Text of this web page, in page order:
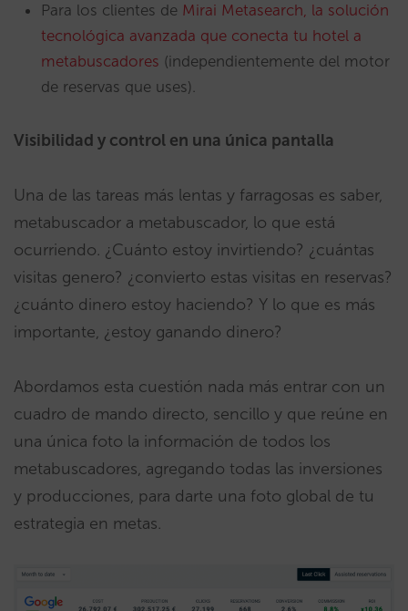
Para los clientes de Mirai Metasearch, la solución
tecnológica avanzada que conecta tu hotel a
metabuscadores (independientemente del motor
de reservas que uses).
Visibilidad y control en una única pantalla
Una de las tareas más lentas y farragosas es saber,
metabuscador a metabuscador, lo que está
ocurriendo. ¿Cuánto estoy invirtiendo? ¿cuántas
visitas genero? ¿convierto estas visitas en reservas?
¿cuánto dinero estoy haciendo? Y lo que es más
importante, ¿estoy ganando dinero?
Abordamos esta cuestión nada más entrar con un
cuadro de mando directo, sencillo y que reúne en
una única foto la información de todos los
metabuscadores, agregando todas las inversiones
y producciones, para darte una foto global de tu
estrategia en metas.